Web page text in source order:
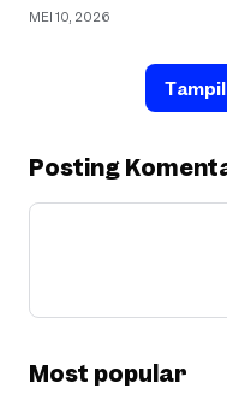
MEI 10, 2026
Posting
Most popular